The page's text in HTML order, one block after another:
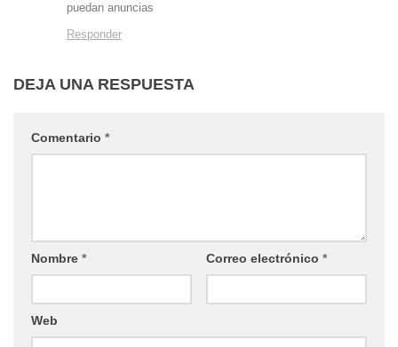
puedan anuncias
Responder
DEJA UNA RESPUESTA
Comentario *
Nombre * Correo electrónico *
Web